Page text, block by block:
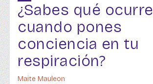
¿Sabes qué ocurre
cuando pones
conciencia en tu
respiración?
Maite Mauleon